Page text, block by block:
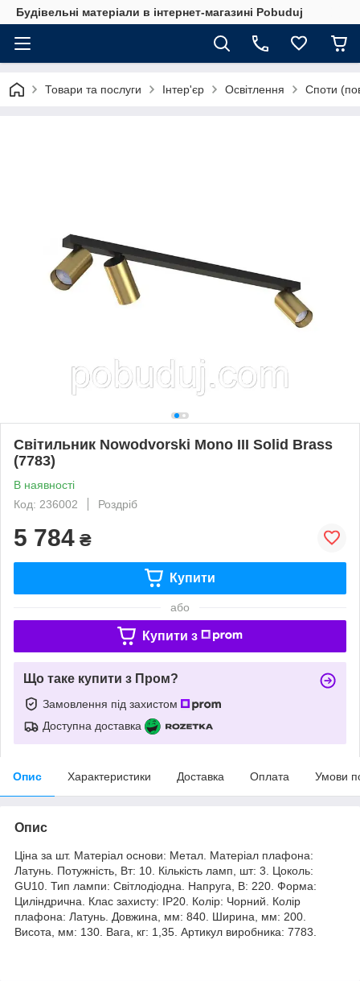
Будівельні матеріали в інтернет-магазині Pobuduj
Товари та послуги Інтер'єр Освітлення Споти
Світильник Nowodvorski Mono III Solid Brass
(7783)
В наявності
Код: 236002
Роздріб
5 784 ₴
Купити
або
Купити з
Що таке купити з Пром?
Замовлення під захистом
Доступна доставка
Опис Характеристики Доставка Оплата Умови
Опис
Ціна за шт. Матеріал основи: Метал. Матеріал плафона:
Латунь. Потужність, Вт: 10. Кількість ламп, шт: 3. Цоколь:
GU10. Тип лампи: Світлодіодна. Напруга, В: 220. Форма:
Циліндрична. Клас захисту: IP20. Колір: Чорний. Колір
плафона: Латунь. Довжина, мм: 840. Ширина, мм: 200.
Висота, мм: 130. Вага, кг: 1,35. Артикул виробника: 7783.